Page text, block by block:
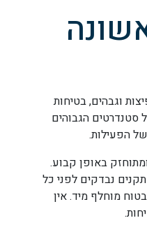
וגבהים, בטיחות
סטנדרטים הגבוהים
הפעילות.
באופן קבוע.
נבדקים לפני כל
מוחלף מיד. אין